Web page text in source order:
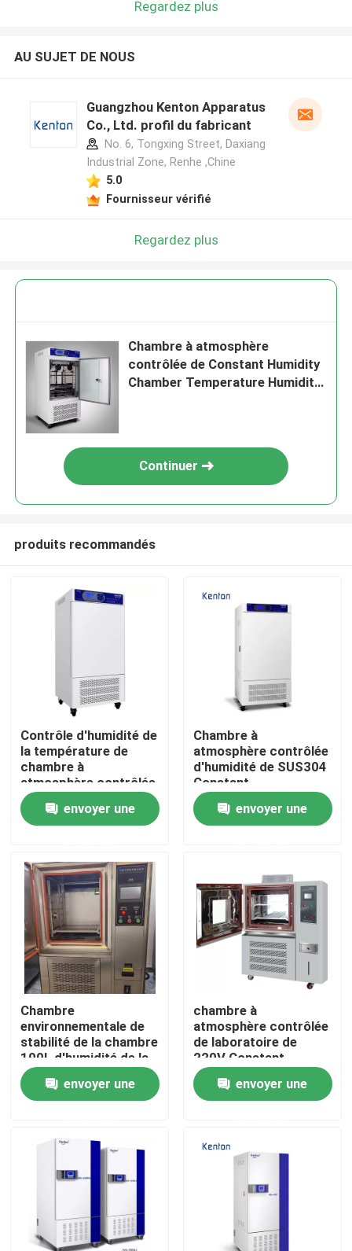
Accueil
Contacts
Produits
Un four plus sec de laboratoire
Four de séchage industriel
Incubateur thermostatique
Incubateur de refroidissement
Chambre d'humidité de la température
Chambre climatique
Regardez plus
AU SUJET DE NOUS
Guangzhou Kenton Apparatus
Co., Ltd. profil du fabricant
No. 6, Tongxing Street, Daxiang
Industrial Zone, Renhe ,Chine
5.0
Fournisseur vérifié
Regardez plus
Chambre à atmosphère
contrôlée de Constant Humidity
Chamber Temperature Humidity
Continuer
produits recommandés
Contrôle d'humidité de
la température de
chambre à
atmosphère contrôlée
de la chambre SUS304
d'humidité de la
température de LRH
envoyer une
Chambre à
atmosphère contrôlée
d'humidité de SUS304
Constant
Temperature Humidity
Chamber LRH
envoyer une
Chambre
environnementale de
stabilité de la chambre
100L d'humidité de la
température de
-40~150Cenvoyer une
chambre à
atmosphère contrôlée
de laboratoire de
220V Constant
Environmental Test
Chambers 225L
envoyer une